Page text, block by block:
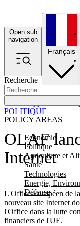
Open sub
navigation
Recherche
POLICY AREAS
Economie
Politique
Agriculture et
Santé
Technologies
Energie,
Défense
Français
OLAF
Internet
L'Office Européen de
nouveau site Internet
l'Office dans la lutte
financiers de l'UE.
POLITIQUE